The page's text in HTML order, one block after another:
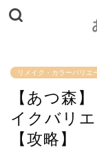
リメイク・カラーバリエ
【あつ森
イクバリ
【攻略】